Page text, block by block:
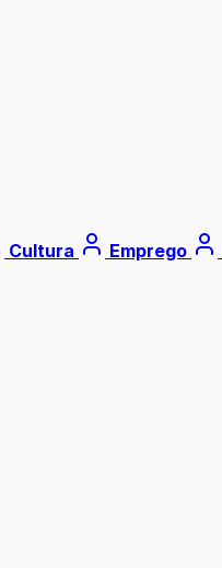
Cultura Emprego